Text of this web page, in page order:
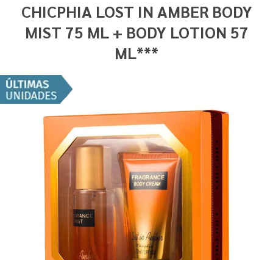
CHICPHIA LOST IN AMBER BODY
MIST 75 ML + BODY LOTION 57
ML***